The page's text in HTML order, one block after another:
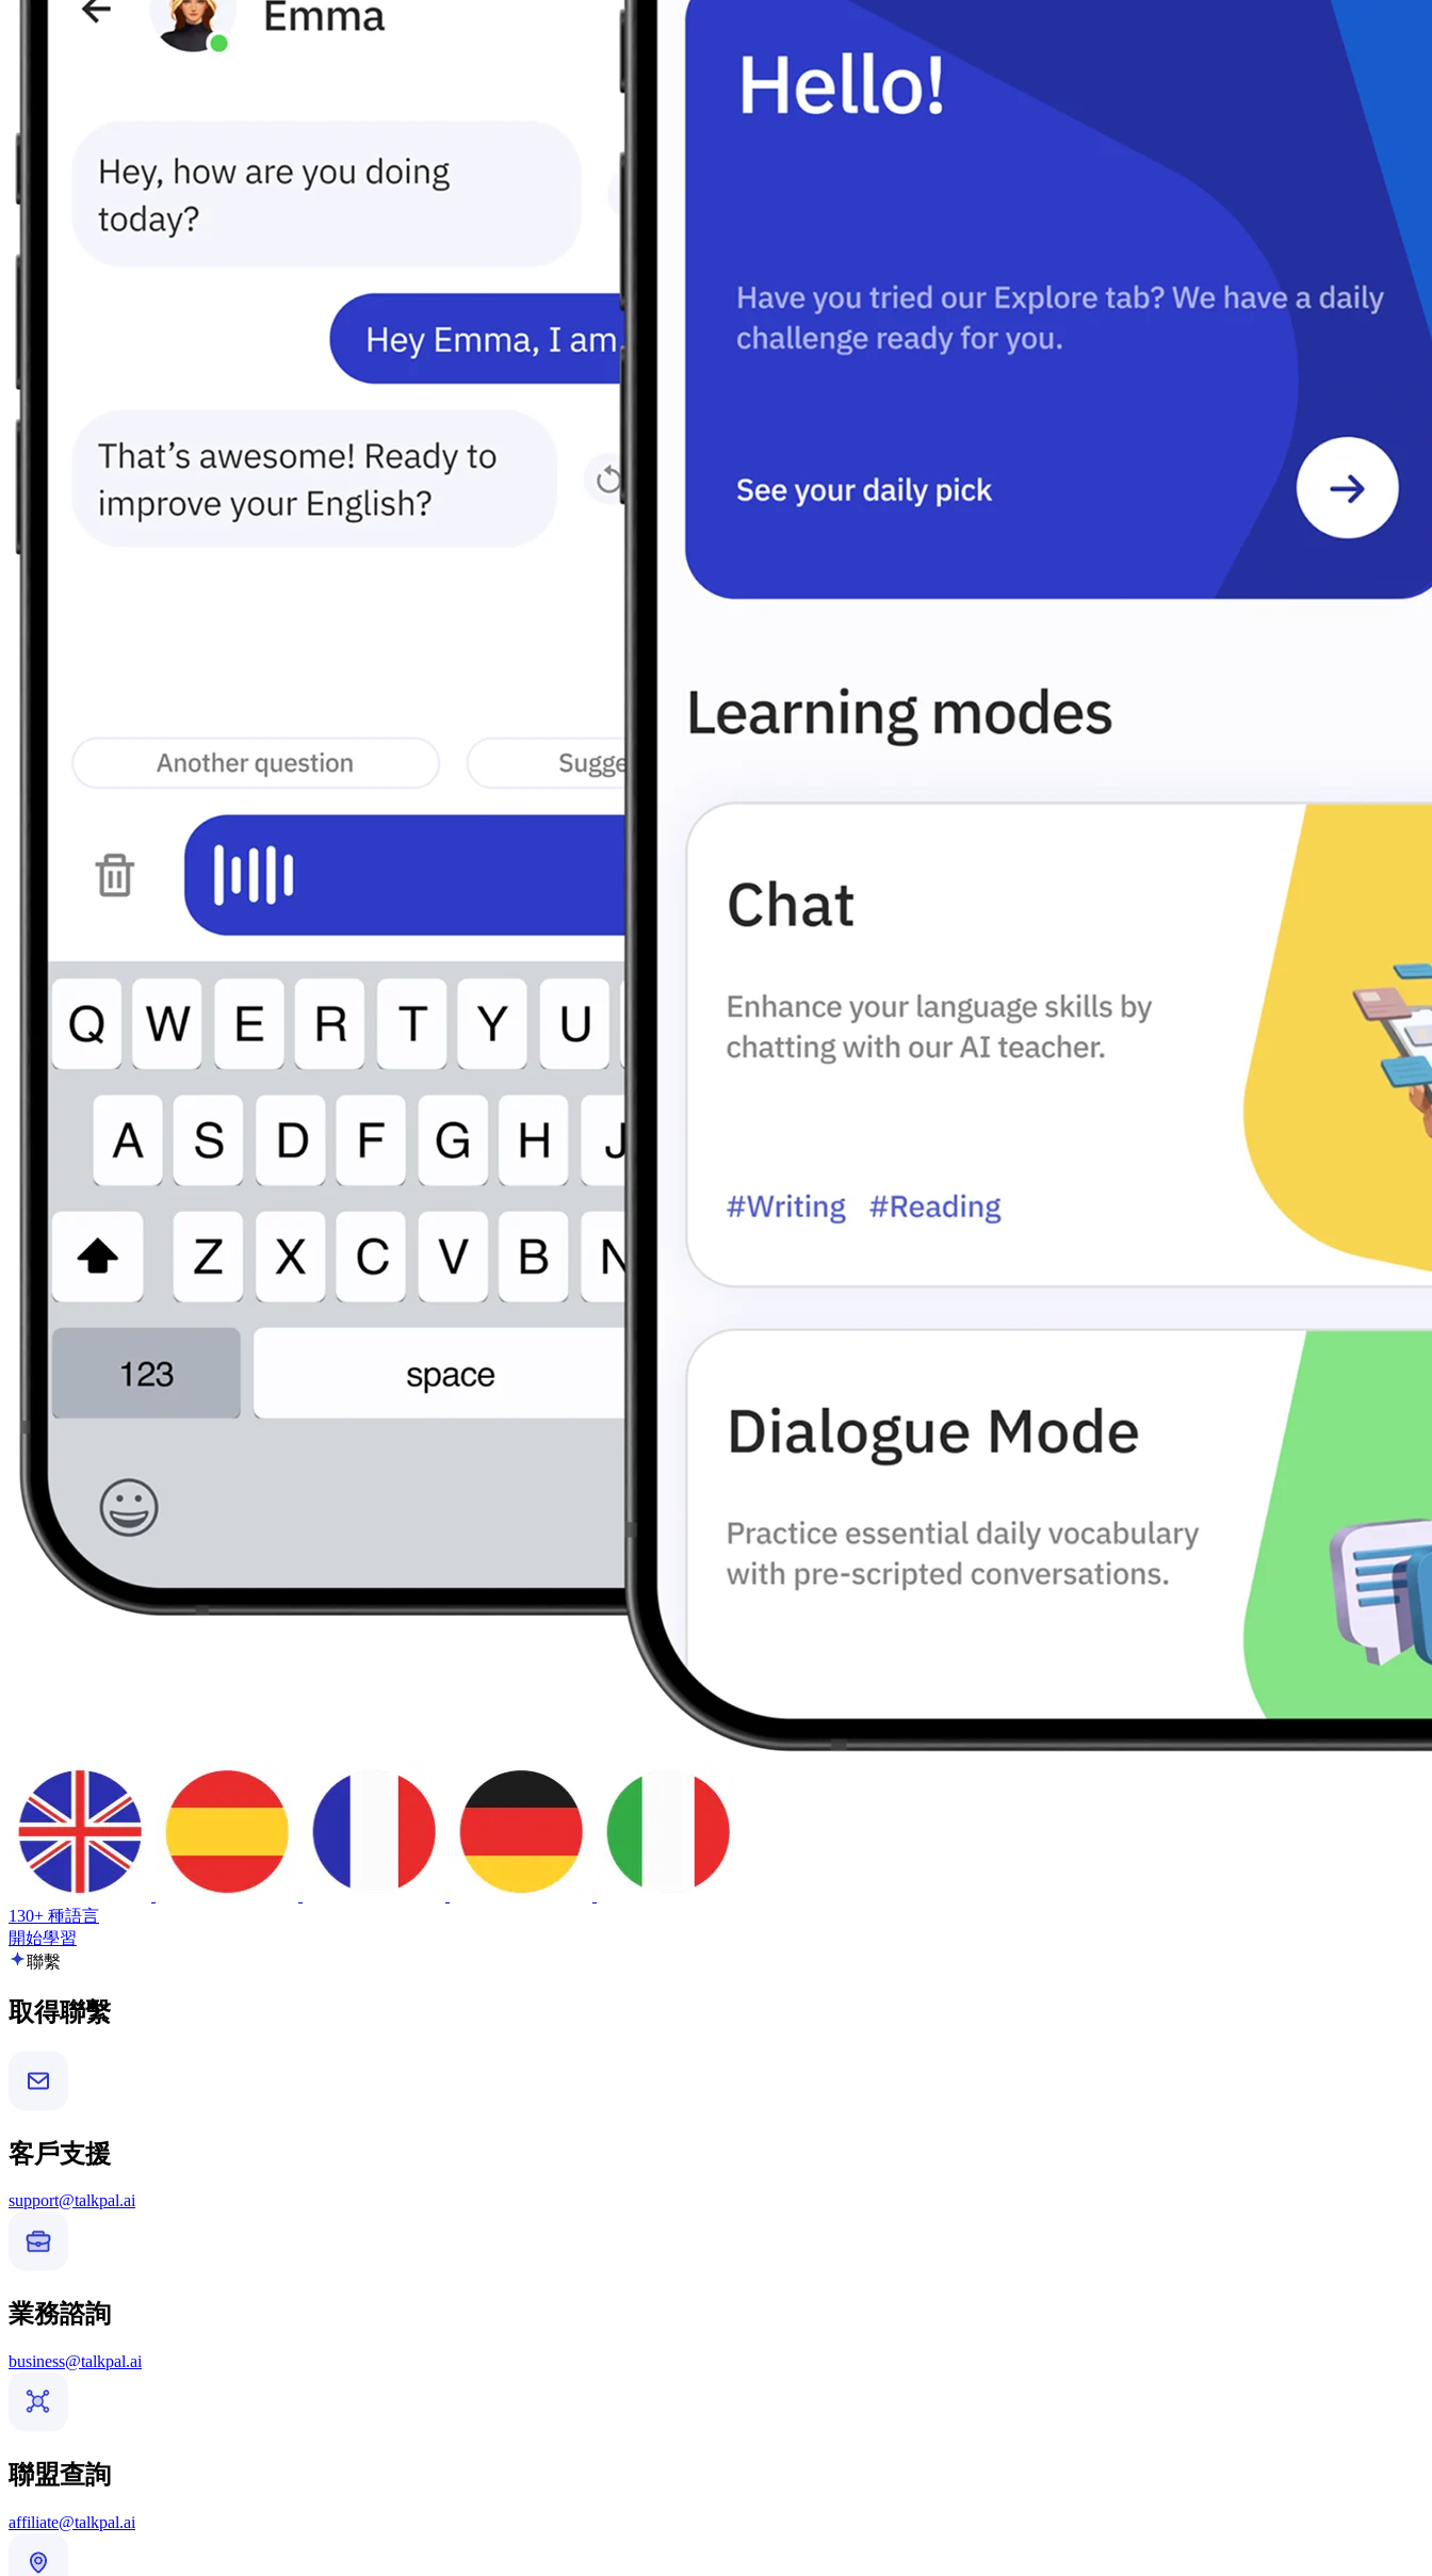
130+ 種語言
開始學習
聯繫
取得聯繫
客戶支援
support@talkpal.ai
業務諮詢
business@talkpal.ai
聯盟查詢
affiliate@talkpal.ai